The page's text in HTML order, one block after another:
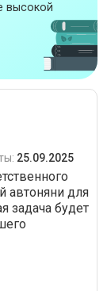
высокой
25.09.2025
автоняни для
задача будет